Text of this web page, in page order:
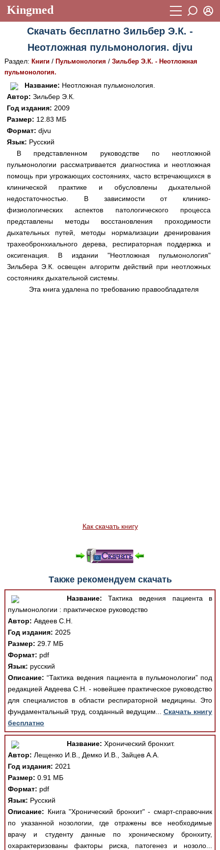
Kingmed
Учебный материал
Видеогалерея 899
Фотогалерея
Истории болезней
Лекции и презентации
Аккредитационные тесты
Методические рекомендации
Научно-популярное
Статьи
Новости
Медицинская стандартизация
Нормативы экстренной и неотложной помощи
Нормы лабораторных и инструментальных
исследований
Обратная связь
Пароль
Восстановить пароль
Регистрация
Скачать бесплатно Зильбер Э.К. -
Неотложная пульмонология. djvu
Раздел: Книги/ Пульмонология / Зильбер Э.К. - Неотложная
пульмонология.
Название: Неотложная пульмонология.
Автор: Зильбер Э.К.
Год издания: 2009
Размер: 12.83 МБ
Формат: djvu
Язык: Русский
В представленном руководстве по неотложной
пульмонологии рассматривается диагностика и неотложная
помощь при угрожающих состояниях, часто встречающихся в
клинической практике и обусловлены дыхательной
недостаточностью. В зависимости от клинико-
физиологических аспектов патологического процесса
представлены методы восстановления проходимости
дыхательных путей, методы нормализации дренирования
трахеобронхиального дерева, респираторная поддержка и
оксигенация. В издании "Неотложная пульмонология"
Зильбера Э.К. освещен алгоритм действий при неотложных
состояниях дыхательной системы.
Эта книга удалена по требованию правообладателя
Как скачать книгу
Также рекомендуем скачать
Название: Тактика ведения пациента в
пульмонологии : практическое руководство
Автор: Авдеев С.Н.
Год издания: 2025
Размер: 29.7 МБ
Формат: pdf
Язык: русский
Описание: “Тактика ведения пациента в пульмонологии” под
редакцией Авдеева С.Н. - новейшее практическое руководство
для специалистов в области респираторной медицины. Это
фундаментальный труд, созданный ведущим... Скачать книгу
бесплатно
Название: Хронический бронхит.
Автор: Лещенко И.В., Демко И.В., Зайцев А.А.
Год издания: 2021
Размер: 0.91 МБ
Формат: pdf
Язык: Русский
Описание: Книга "Хронический бронхит" - смарт-справочник
по указанной нозологии, где отражены все необходимые
врачу и студенту данные по хроническому бронхиту,
охарактеризованы факторы риска, патогенез и нозоло...